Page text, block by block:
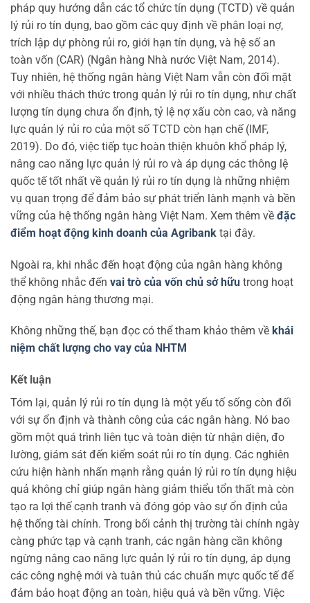
pháp quy hướng dẫn các tổ chức tín dụng (TCTD) về quản
lý rủi ro tín dụng, bao gồm các quy định về phân loại nợ,
trích lập dự phòng rủi ro, giới hạn tín dụng, và hệ số an
toàn vốn (CAR) (Ngân hàng Nhà nước Việt Nam, 2014).
Tuy nhiên, hệ thống ngân hàng Việt Nam vẫn còn đối mặt
với nhiều thách thức trong quản lý rủi ro tín dụng, như chất
lượng tín dụng chưa ổn định, tỷ lệ nợ xấu còn cao, và năng
lực quản lý rủi ro của một số TCTD còn hạn chế (IMF,
2019). Do đó, việc tiếp tục hoàn thiện khuôn khổ pháp lý,
nâng cao năng lực quản lý rủi ro và áp dụng các thông lệ
quốc tế tốt nhất về quản lý rủi ro tín dụng là những nhiệm
vụ quan trọng để đảm bảo sự phát triển lành mạnh và bền
vững của hệ thống ngân hàng Việt Nam. Xem thêm về đặc
điểm hoạt động kinh doanh của Agribank tại đây.
Ngoài ra, khi nhắc đến hoạt động của ngân hàng không
thể không nhắc đến vai trò của vốn chủ sở hữu trong hoạt
động ngân hàng thương mại.
Không những thế, bạn đọc có thể tham khảo thêm về khái
niệm chất lượng cho vay của NHTM
Kết luận
Tóm lại, quản lý rủi ro tín dụng là một yếu tố sống còn đối
với sự ổn định và thành công của các ngân hàng. Nó bao
gồm một quá trình liên tục và toàn diện từ nhận diện, đo
lường, giám sát đến kiểm soát rủi ro tín dụng. Các nghiên
cứu hiện hành nhấn mạnh rằng quản lý rủi ro tín dụng hiệu
quả không chỉ giúp ngân hàng giảm thiểu tổn thất mà còn
tạo ra lợi thế cạnh tranh và đóng góp vào sự ổn định của
hệ thống tài chính. Trong bối cảnh thị trường tài chính ngày
càng phức tạp và cạnh tranh, các ngân hàng cần không
ngừng nâng cao năng lực quản lý rủi ro tín dụng, áp dụng
các công nghệ mới và tuân thủ các chuẩn mực quốc tế để
đảm bảo hoạt động an toàn, hiệu quả và bền vững. Việc